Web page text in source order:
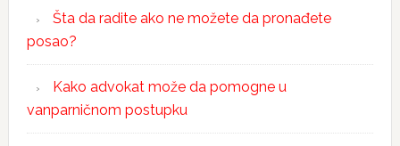
Šta da radite ako ne možete da pronađete
posao?
Kako advokat može da pomogne u
vanparničnom postupku